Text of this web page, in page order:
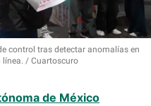
control tras detectar anomalías en
línea.
Cuartoscuro
de México